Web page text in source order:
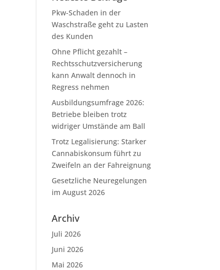
Pkw-Schaden in der
Waschstraße geht zu Lasten
des Kunden
Ohne Pflicht gezahlt –
Rechtsschutzversicherung
kann Anwalt dennoch in
Regress nehmen
Ausbildungsumfrage 2026:
Betriebe bleiben trotz
widriger Umstände am Ball
Trotz Legalisierung: Starker
Cannabiskonsum führt zu
Zweifeln an der Fahreignung
Gesetzliche Neuregelungen
im August 2026
Archiv
Juli 2026
Juni 2026
Mai 2026